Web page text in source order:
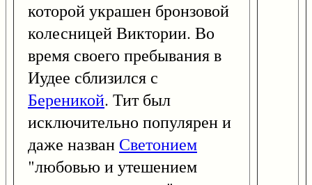
которой украшен бронзовой
колесницей Виктории. Во
время своего пребывания в
Иудее сблизился с
Береникой. Тит был
исключительно популярен и
даже назван Светонием
"любовью и утешением